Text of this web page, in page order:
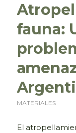
fauna:
MATERIALES
El